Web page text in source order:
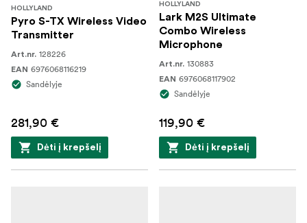
HOLLYLAND
Pyro S-TX Wireless Video
Transmitter
Art.nr. 128226
EAN 6976068116219
Sandėlyje
281,90 €
Dėti į krepšelį
HOLLYLAND
Lark M2S Ultimate
Combo Wireless
Microphone
Art.nr. 130883
EAN 6976068117902
Sandėlyje
119,90 €
Dėti į krepšelį